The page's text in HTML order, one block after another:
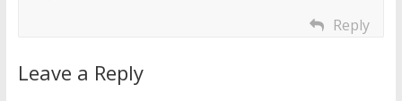
Reply
Leave a Reply